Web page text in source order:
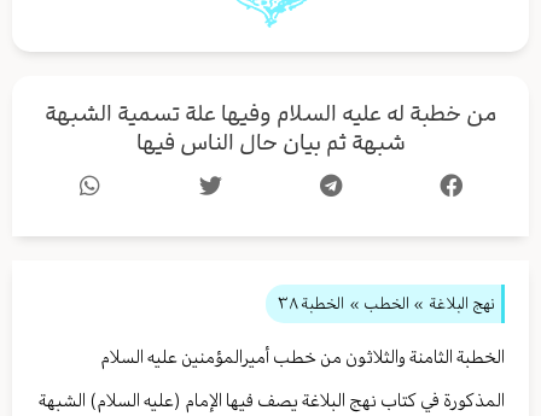
من خطبة له عليه السلام وفيها علة تسمية الشبهة
شبهة ثم بيان حال الناس فيها
نهج البلاغة » الخطب » الخطبة ٣٨
الخطبة الثامنة والثلاثون من خطب أميرالمؤمنين عليه السلام
المذكورة في كتاب نهج البلاغة يصف فيها الإمام (عليه السلام) الشبهة